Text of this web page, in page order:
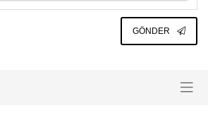
GÖNDER